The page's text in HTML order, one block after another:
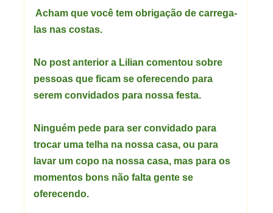
Acham que você tem obrigação de carrega-
las nas costas.
No post anterior a Lilian comentou sobre
pessoas que ficam se oferecendo para
serem convidados para nossa festa.
Ninguém pede para ser convidado para
trocar uma telha na nossa casa, ou para
lavar um copo na nossa casa, mas para os
momentos bons não falta gente se
oferecendo.